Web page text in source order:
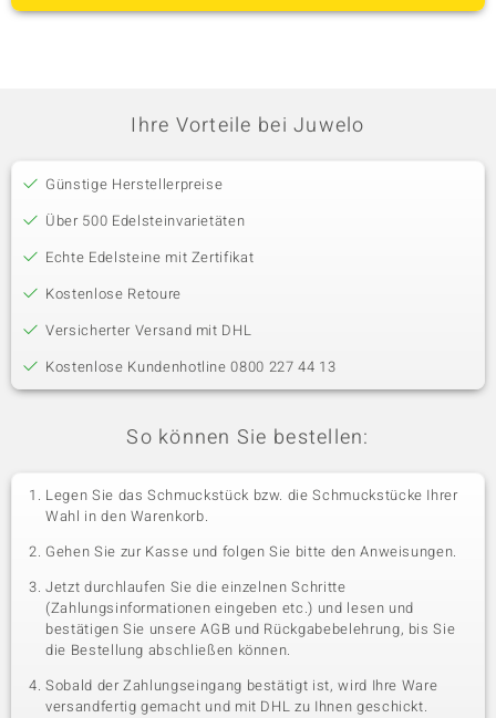
Ihre Vorteile bei Juwelo
Günstige Herstellerpreise
Über 500 Edelsteinvarietäten
Echte Edelsteine mit Zertifikat
Kostenlose Retoure
Versicherter Versand mit DHL
Kostenlose Kundenhotline 0800 227 44 13
So können Sie bestellen:
Legen Sie das Schmuckstück bzw. die Schmuckstücke Ihrer
Wahl in den Warenkorb.
Gehen Sie zur Kasse und folgen Sie bitte den Anweisungen.
Jetzt durchlaufen Sie die einzelnen Schritte
(Zahlungsinformationen eingeben etc.) und lesen und
bestätigen Sie unsere AGB und Rückgabebelehrung, bis Sie
die Bestellung abschließen können.
Sobald der Zahlungseingang bestätigt ist, wird Ihre Ware
versandfertig gemacht und mit DHL zu Ihnen geschickt.